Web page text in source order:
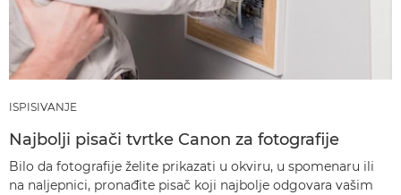
ISPISIVANJE
Najbolji pisači tvrtke Canon za fotografije
Bilo da fotografije želite prikazati u okviru, u spomenaru ili
na naljepnici, pronađite pisač koji najbolje odgovara vašim